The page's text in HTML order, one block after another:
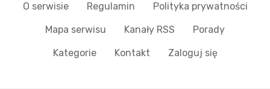
O serwisie Regulamin Polityka prywatności
Mapa serwisu Kanały RSS Porady
Kategorie Kontakt Zaloguj się